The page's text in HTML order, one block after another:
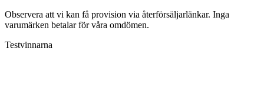
Observera att vi kan få provision via återförsäljarlänkar. Inga
varumärken betalar för våra omdömen.
Testvinnarna